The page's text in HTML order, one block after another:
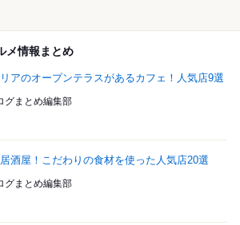
メ情報まとめ
アのオープンテラスがあるカフェ！人気店9選
グまとめ編集部
酒屋！こだわりの食材を使った人気店20選
グまとめ編集部